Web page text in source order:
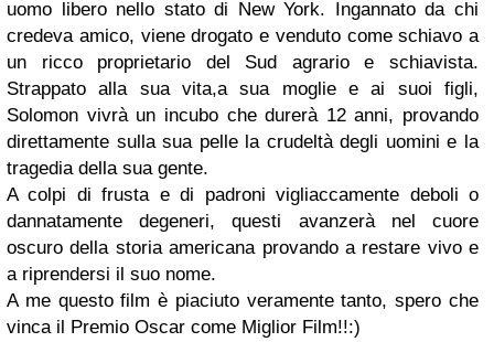
uomo libero nello stato di New York. Ingannato da chi
credeva amico, viene drogato e venduto come schiavo a
un ricco proprietario del Sud agrario e schiavista.
Strappato alla sua vita,a sua moglie e ai suoi figli,
Solomon vivrà un incubo che durerà 12 anni, provando
direttamente sulla sua pelle la crudeltà degli uomini e la
tragedia della sua gente.
A colpi di frusta e di padroni vigliaccamente deboli o
dannatamente degeneri, questi avanzerà nel cuore
oscuro della storia americana provando a restare vivo e
a riprendersi il suo nome.
A me questo film è piaciuto veramente tanto, spero che
vinca il Premio Oscar come Miglior Film!!:)